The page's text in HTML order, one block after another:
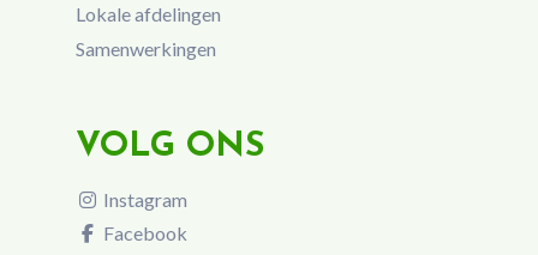
Lokale afdelingen
Samenwerkingen
VOLG ONS
Instagram
Facebook